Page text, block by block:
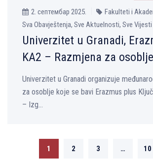
2. септембар 2025.
Fakulteti i
Sva Obavještenja, Sve Aktuelnosti, Sve Vijesti
Univerzitet u Granadi,
KA2 – Razmjena za osoblјe
Univerzitet u Granadi organizuje
za osoblјe koje se bavi Erazmus plus
– Izg...
1 2 3 … 10